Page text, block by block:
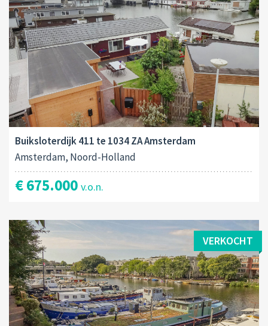
Buiksloterdijk 411 te 1034 ZA Amsterdam
Amsterdam, Noord-Holland
€ 675.000 v.o.n.
VERKOCHT